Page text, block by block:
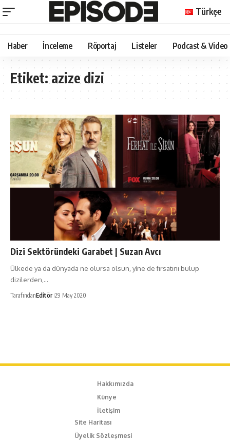
Türkçe
Haber İnceleme Röportaj Listeler Podcast & Video
Etiket:azize dizi
Dizi Sektöründeki Garabet | Suzan Avcı
Ülkede ya da dünyada ne olursa olsun, yine de fırsatını bulup
dizilerden,…
TarafındanEditör 29 May 2020
Hakkımızda
Künye
İletişim
Site Haritası
Üyelik Sözleşmesi